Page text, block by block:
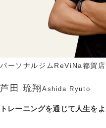
パーソナルジムReViNa都賀店
芦田 琉翔 Ashida Ryuto
トレーニングを通じて人生を